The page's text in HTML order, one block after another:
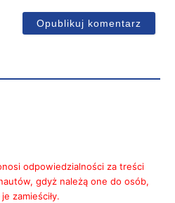
odpowiedzialności za treści
gdyż należą one do osób,
zamieściły.